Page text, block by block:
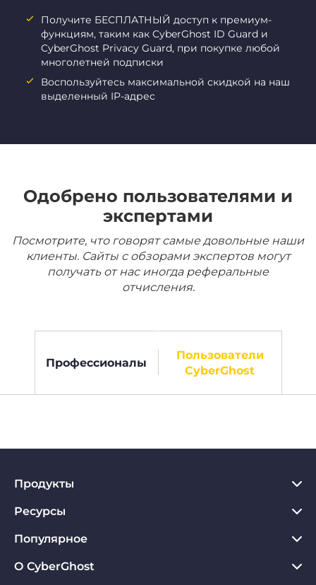
Получите БЕСПЛАТНЫЙ доступ к премиум-
функциям, таким как CyberGhost ID Guard и
CyberGhost Privacy Guard, при покупке любой
многолетней подписки
Воспользуйтесь максимальной скидкой на наш
выделенный IP-адрес
Одобрено пользователями и
экспертами
Посмотрите, что говорят самые довольные наши
клиенты. Сайты с обзорами экспертов могут
получать от нас иногда реферальные
отчисления.
Профессионалы
Пользователи
CyberGhost
Продукты
VPN для PC
VPN для Chrome
VPN для Mac
Ресурсы
Что такое VPN
Хаб по конфиденциальности
Популярное
Отзывы о CyberGhost VPN
О CyberGhost